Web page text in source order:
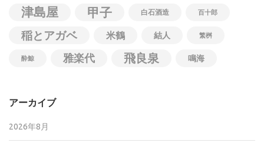
津島屋 甲子 白石酒造 百十郎
稲とアガベ 米鶴 結人 繁桝
酔鯨 雅楽代 飛良泉 鳴海
アーカイブ
2026年8月